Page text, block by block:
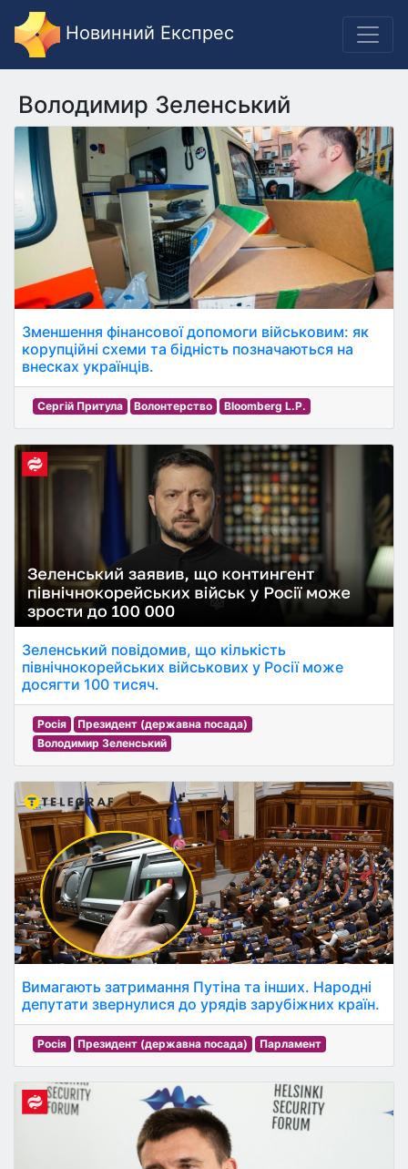
Новинний Експрес
Володимир Зеленський
Зменшення фінансової допомоги військовим: як
корупційні схеми та бідність позначаються на
внесках українців.
Сергій Притула Волонтерство Bloomberg L.P.
Зеленський повідомив, що кількість
північнокорейських військових у Росії може
досягти 100 тисяч.
Росія
Президент (державна посада)
Володимир Зеленський
Вимагають затримання Путіна та інших. Народні
депутати звернулися до урядів зарубіжних країн.
Росія Президент (державна посада) Парламент